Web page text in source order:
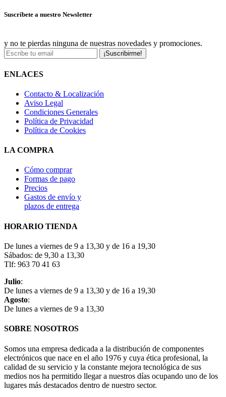
Suscríbete a nuestro Newsletter
y no te pierdas ninguna de nuestras novedades y promociones.
¡Suscribirme!
ENLACES
Contacto & Localización
Aviso Legal
Condiciones Generales
Política de Privacidad
Política de Cookies
LA COMPRA
Cómo comprar
Formas de pago
Precios
Gastos de envío y
plazos de entrega
HORARIO TIENDA
De lunes a viernes de 9 a 13,30 y de 16 a 19,30
Sábados: de 9,30 a 13,30
Tlf: 963 70 41 63
Julio:
De lunes a viernes de 9 a 13,30 y de 16 a 19,30
Agosto:
De lunes a viernes de 9 a 13,30
SOBRE NOSOTROS
Somos una empresa dedicada a la distribución de componentes
electrónicos que nace en el año 1976 y cuya ética profesional, la
calidad de su servicio y la constante mejora tecnológica de sus
medios nos ha permitido llegar a nuestros días ocupando uno de los
lugares más destacados dentro de nuestro sector.